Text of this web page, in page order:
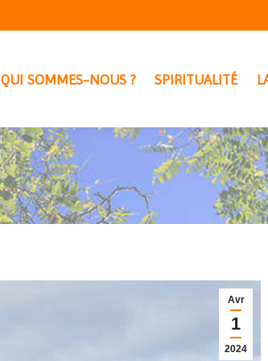
QUI SOMMES-NOUS ? SPIRITUALITÉ
Avr
1
2024